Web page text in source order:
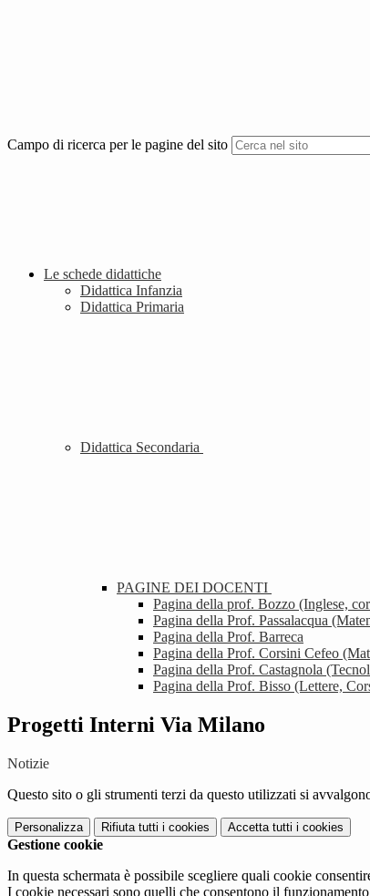
Campo di ricerca per le pagine del sito
Le schede didattiche
Didattica Infanzia
Didattica Primaria
Didattica Secondaria
PAGINE DEI DOCENTI
Pagina della prof. Bozzo (Inglese,
Pagina della Prof. Passalacqua
Pagina della Prof. Barreca
Pagina della Prof. Corsini Cefeo
Pagina della Prof. Castagnola
Pagina della Prof. Bisso (Lettere,
Progetti Interni Via Milano
Notizie
Questo sito o gli strumenti terzi da questo utilizzati si
Personalizza Rifiuta tutti i cookies Accetta tutti i cookies
Gestione cookie
In questa schermata è possibile scegliere quali cookie
I cookie necessari sono quelli che consentono il